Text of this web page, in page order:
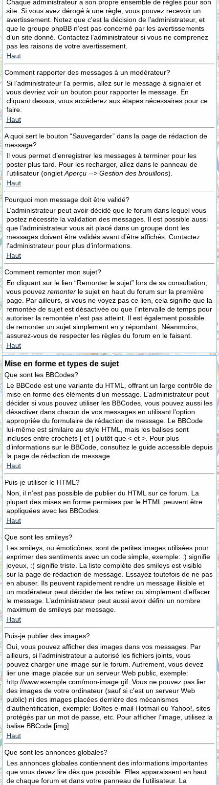
Chaque administrateur a son propre ensemble de règles pour son
site. Si vous avez dérogé à une règle, vous pouvez recevoir un
avertissement. Notez que c’est la décision de l’administrateur, et
que le groupe phpBB n’est pas concerné par les avertissements
d’un site donné. Contactez l’administrateur si vous ne comprenez
pas les raisons de votre avertissement.
Haut
Comment rapporter des messages à un modérateur?
Si l’administrateur l’a permis, allez sur le message à signaler et
vous devriez voir un bouton pour rapporter le message. En
cliquant dessus, vous accéderez aux étapes nécessaires pour ce
faire.
Haut
A quoi sert le bouton “Sauvegarder” dans la page de rédaction de
message?
Il vous permet d’enregistrer les messages à terminer pour les
poster plus tard. Pour les recharger, allez dans le panneau de
l’utilisateur (onglet Aperçu --> Gestion des brouillons).
Haut
Pourquoi mon message doit être validé?
L’administrateur peut avoir décidé que le forum dans lequel vous
postez nécessite la validation des messages. Il est possible aussi
que l’administrateur vous ait placé dans un groupe dont les
messages doivent être validés avant d’être affichés. Contactez
l’administrateur pour plus d’informations.
Haut
Comment remonter mon sujet?
En cliquant sur le lien “Remonter le sujet” lors de sa consultation,
vous pouvez remonter le sujet en haut du forum sur la première
page. Par ailleurs, si vous ne voyez pas ce lien, cela signifie que la
remontée de sujet est désactivée ou que l’intervalle de temps pour
autoriser la remontée n’est pas atteint. Il est également possible
de remonter un sujet simplement en y répondant. Néanmoins,
assurez-vous de respecter les règles du forum en le faisant.
Haut
Mise en forme et types de sujet
Que sont les BBCodes?
Le BBCode est une variante du HTML, offrant un large contrôle de
mise en forme des éléments d’un message. L’administrateur peut
décider si vous pouvez utiliser les BBCodes, vous pouvez aussi les
désactiver dans chacun de vos messages en utilisant l’option
appropriée du formulaire de rédaction de message. Le BBCode
lui-même est similaire au style HTML, mais les balises sont
incluses entre crochets [ et ] plutôt que < et >. Pour plus
d’informations sur le BBCode, consultez le guide accessible depuis
la page de rédaction de message.
Haut
Puis-je utiliser le HTML?
Non, il n’est pas possible de publier du HTML sur ce forum. La
plupart des mises en forme permises par le HTML peuvent être
appliquées avec les BBCodes.
Haut
Que sont les smileys?
Les smileys, ou émoticônes, sont de petites images utilisées pour
exprimer des sentiments avec un code simple, exemple: :) signifie
joyeux, :( signifie triste. La liste complète des smileys est visible
sur la page de rédaction de message. Essayez toutefois de ne pas
en abuser. Ils peuvent rapidement rendre un message illisible et
un modérateur peut décider de les retirer ou simplement d’effacer
le message. L’administrateur peut aussi avoir défini un nombre
maximum de smileys par message.
Haut
Puis-je publier des images?
Oui, vous pouvez afficher des images dans vos messages. Par
ailleurs, si l’administrateur a autorisé les fichiers joints, vous
pouvez charger une image sur le forum. Autrement, vous devez
lier une image placée sur un serveur Web public, exemple:
http://www.exemple.com/mon-image.gif. Vous ne pouvez pas lier
des images de votre ordinateur (sauf si c’est un serveur Web
public) ni des images placées derrière des mécanismes
d’authentification, exemple: Boîtes e-mail Hotmail ou Yahoo!, sites
protégés par un mot de passe, etc. Pour afficher l’image, utilisez la
balise BBCode [img].
Haut
Que sont les annonces globales?
Les annonces globales contiennent des informations importantes
que vous devez lire dès que possible. Elles apparaissent en haut
de chaque forum et dans votre panneau de l’utilisateur. La